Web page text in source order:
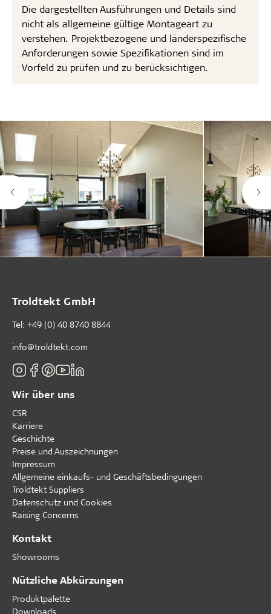
Die dargestellten Ausführungen und Details sind
nicht als allgemeine gültige Montageart zu
verstehen. Projektbezogene und länderspezifische
Anforderungen sowie Spezifikationen sind im
Vorfeld zu prüfen und zu berücksichtigen.
Troldtekt GmbH
Tel: +49 (0) 40 8740 8844
info@troldtekt.com
Wir über uns
CSR
Karriere
Geschichte
Preise und Auszeichnungen
Impressum
Allgemeine einkaufs- und Geschäftsbedingungen
Troldtekt Suppliers
Datenschutz und Cookies
Raising Concerns
Kontakt
Showrooms
Nützliche Abkürzungen
Produktpalette
Downloads